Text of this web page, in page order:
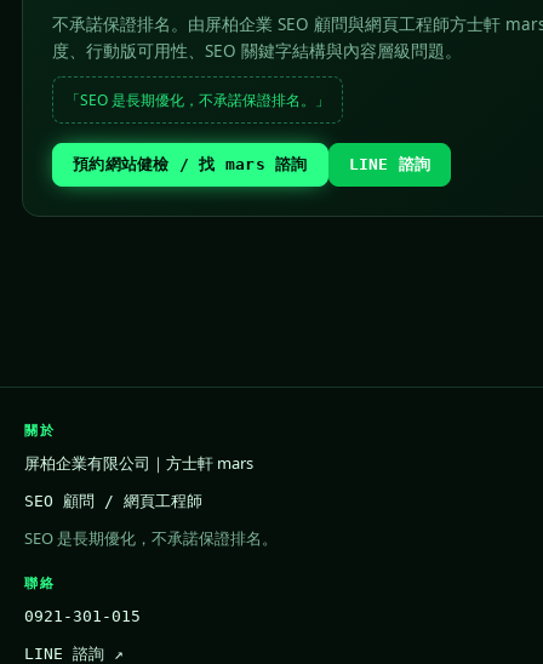
不承諾保證排名。由屏柏企業 SEO 顧問與網頁工程師方士軒
度、行動版可用性、SEO 關鍵字結構與內容層級問題。
「SEO 是長期優化，不承諾保證排名。」
預約網站健檢 / 找 mars 諮詢 LINE 諮詢
關於
屏柏企業有限公司｜方士軒 mars
SEO 顧問 / 網頁工程師
SEO 是長期優化，不承諾保證排名。
聯絡
0921-301-015
LINE 諮詢 ↗